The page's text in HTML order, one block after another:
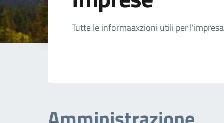
Dettagli della
Tutte le informaaxzioni utili per l'impresa